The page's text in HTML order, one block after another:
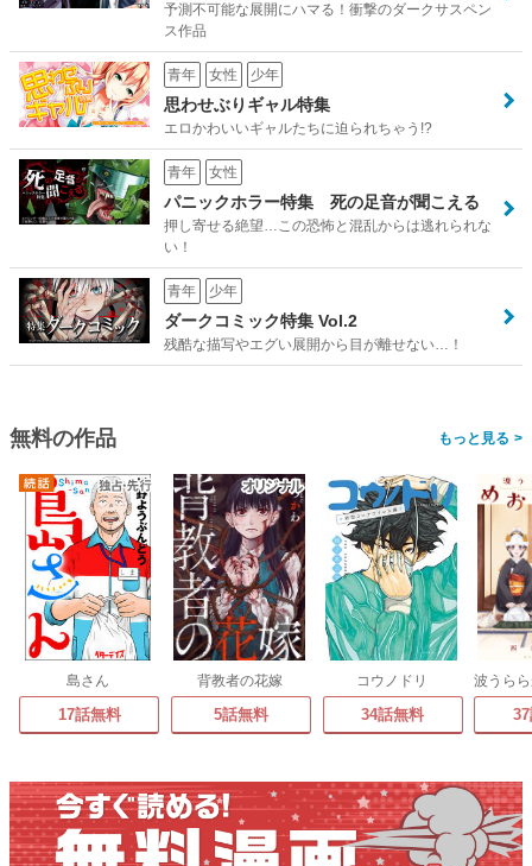
予測不可能な展開にハマる！衝撃のダークサスペン
ス作品
青年 女性 少年
思わせぶりギャル特集
エロかわいいギャルたちに迫られちゃう!?
青年 女性
パニックホラー特集 死の足音が聞こえる
押し寄せる絶望…この恐怖と混乱からは逃れられな
い！
青年 少年
ダークコミック特集 Vol.2
残酷な描写やエグい展開から目が離せない…！
無料の作品 >
島さん
17話無料
背教者の花嫁
5話無料
コウノドリ
34話無料